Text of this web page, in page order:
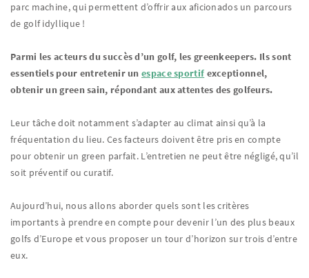
parc machine, qui permettent d’offrir aux aficionados un parcours
de golf idyllique !
Parmi les acteurs du succès d’un golf, les greenkeepers. Ils sont
essentiels pour entretenir unespace sportif exceptionnel,
obtenir un green sain, répondant aux attentes des golfeurs.
Leur tâche doit notamment s’adapter au climat ainsi qu’à la
fréquentation du lieu. Ces facteurs doivent être pris en compte
pour obtenir un green parfait. L’entretien ne peut être négligé, qu’il
soit préventif ou curatif.
Aujourd’hui, nous allons aborder quels sont les critères
importants à prendre en compte pour devenir l’un des plus beaux
golfs d’Europe et vous proposer un tour d’horizon sur trois d’entre
eux.